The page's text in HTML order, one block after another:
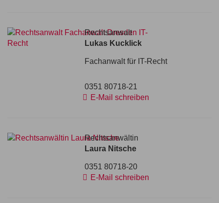
Rechtsanwalt
Lukas Kucklick
Fachanwalt für IT-Recht
0351 80718-21
E-Mail schreiben
Rechtsanwältin
Laura Nitsche
0351 80718-20
E-Mail schreiben